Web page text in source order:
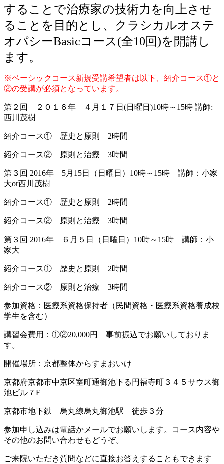
することで治療家の技術力を向上させ
ることを目的とし、クラシカルオステ
オパシーBasicコース(全10回)を開講し
ます。
※ベーシックコース新規受講希望者は以下、紹介コース①と
②の受講が必須となっています。
第２回 ２０１６年 ４月１７日(日曜日)10時～15時 講師:
西川茂樹
紹介コース① 歴史と原則 2時間
紹介コース② 原則と治療 3時間
第３回 2016年 5月15日（日曜日）10時～15時 講師：小家
大or西川茂樹
紹介コース① 歴史と原則 2時間
紹介コース② 原則と治療 3時間
第３回 2016年 ６月５日（日曜日）10時～15時 講師：小
家大
紹介コース① 歴史と原則 2時間
紹介コース② 原則と治療 3時間
参加資格：医療系資格保持者（民間資格・医療系資格養成校
学生を含む）
講習会費用：①②20,000円 事前振込でお願いしておりま
す。
開催場所：京都整体からすまおいけ
京都府京都市中京区室町通御池下る円福寺町３４５サウス御
池ビル７F
京都市地下鉄 烏丸線烏丸御池駅 徒歩３分
参加申し込みは電話かメールでお願いします。コース内容や
その他のお問い合わせもどうぞ。
ご来院いただき質問などに直接お答えすることもできます